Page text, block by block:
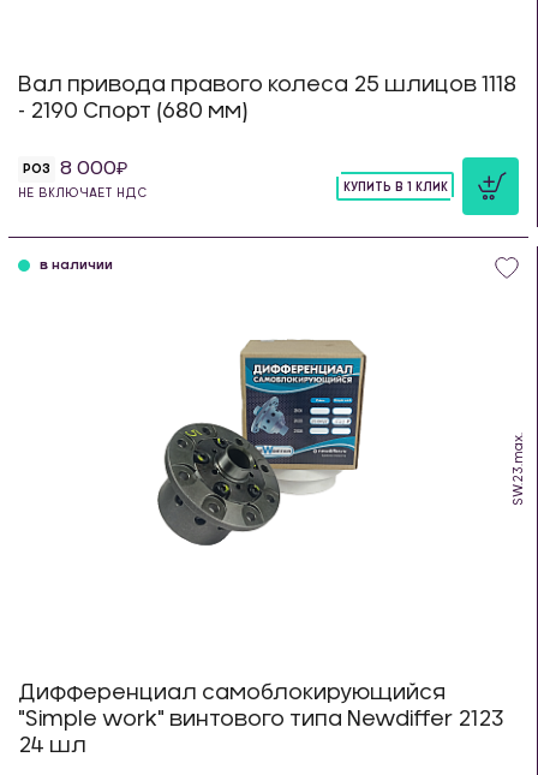
Вал привода правого колеса 25 шлицов 1118
- 2190 Спорт (680 мм)
РОЗ 8 000
НЕ ВКЛЮЧАЕТ НДС
КУПИТЬ В 1 КЛИК
SW.23.max.
в наличии
Дифференциал самоблокирующийся
"Simple work" винтового типа Newdiffer 2123
24 шл